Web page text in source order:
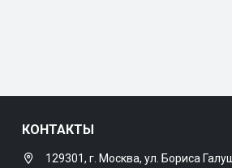
КОНТАКТЫ
129301, г. Москва, ул. Бориса